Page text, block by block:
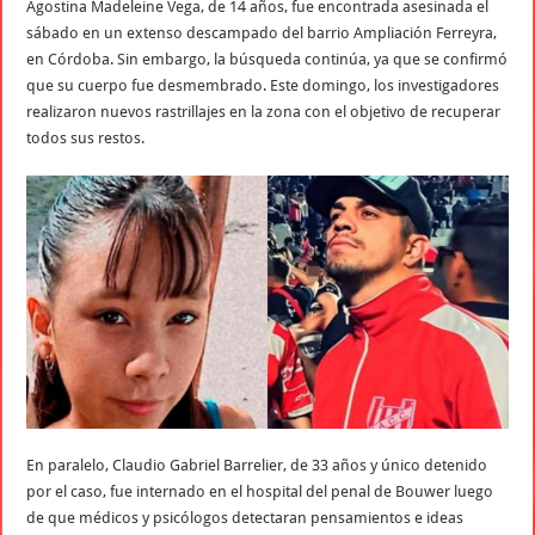
Agostina Madeleine Vega, de 14 años, fue encontrada asesinada el
sábado en un extenso descampado del barrio Ampliación Ferreyra,
en Córdoba. Sin embargo, la búsqueda continúa, ya que se confirmó
que su cuerpo fue desmembrado. Este domingo, los investigadores
realizaron nuevos rastrillajes en la zona con el objetivo de recuperar
todos sus restos.
En paralelo, Claudio Gabriel Barrelier, de 33 años y único detenido
por el caso, fue internado en el hospital del penal de Bouwer luego
de que médicos y psicólogos detectaran pensamientos e ideas